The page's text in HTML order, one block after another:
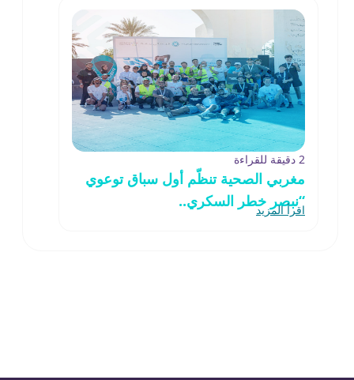
2 دقيقة للقراءة
مغربي الصحية تنظّم أول سباق توعوي
“نبصر خطر السكري..
اقرأ المزيد